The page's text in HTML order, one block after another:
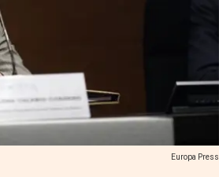
Europa Press